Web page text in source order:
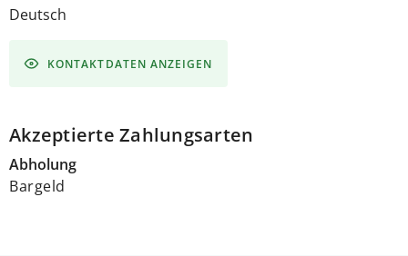
Deutsch
KONTAKTDATEN ANZEIGEN
Akzeptierte Zahlungsarten
Abholung
Bargeld